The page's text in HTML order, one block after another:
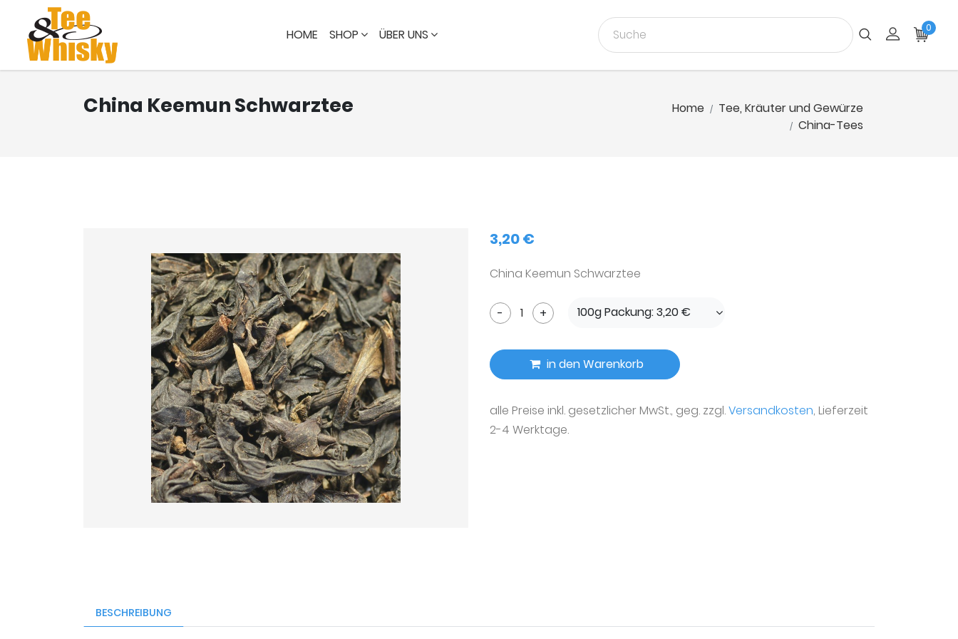
HOME SHOP ÜBER UNS 0
China Keemun Schwarztee Home
Tee, Kräuter und Gewürze
China-Tees
3,20 €
China Keemun Schwarztee
- + 100g Packung: 3,20 €
in den Warenkorb
alle Preise inkl. gesetzlicher MwSt., geg. zzgl.Versandkosten, Lieferzeit
2-4 Werktage.
BESCHREIBUNG